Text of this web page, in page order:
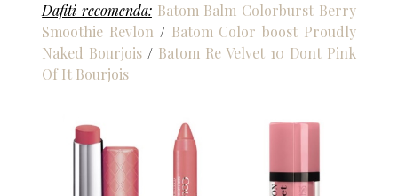
Dafiti recomenda: Batom Balm Colorburst Berry
Smoothie Revlon/ Batom Color boost Proudly
Naked Bourjois / Batom Re Velvet 10 Dont Pink
Of It Bourjois